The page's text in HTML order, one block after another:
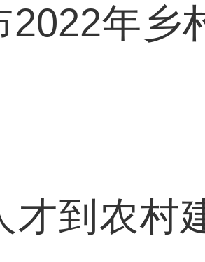
年乡
到农村